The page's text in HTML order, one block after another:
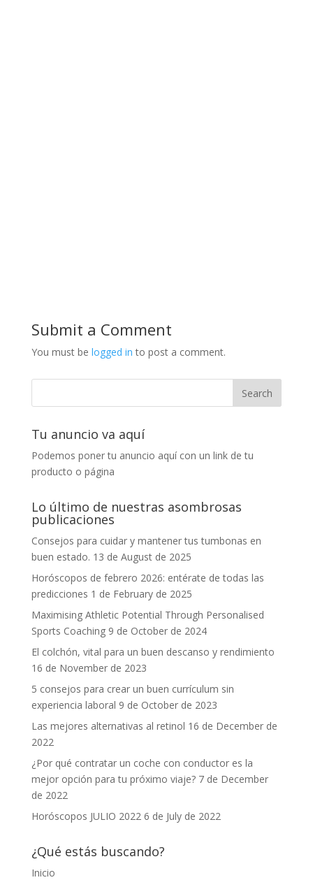
Submit a Comment
You must be logged in to post a comment.
Tu anuncio va aquí
Podemos poner tu anuncio aquí con un link de tu
producto o página
Lo último de nuestras asombrosas
publicaciones
Consejos para cuidar y mantener tus tumbonas en
buen estado. 13 de August de 2025
Horóscopos de febrero 2026: entérate de todas las
predicciones 1 de February de 2025
Maximising Athletic Potential Through Personalised
Sports Coaching 9 de October de 2024
El colchón, vital para un buen descanso y rendimiento
16 de November de 2023
5 consejos para crear un buen currículum sin
experiencia laboral 9 de October de 2023
Las mejores alternativas al retinol 16 de December de
2022
¿Por qué contratar un coche con conductor es la
mejor opción para tu próximo viaje? 7 de December
de 2022
Horóscopos JULIO 2022 6 de July de 2022
¿Qué estás buscando?
Inicio